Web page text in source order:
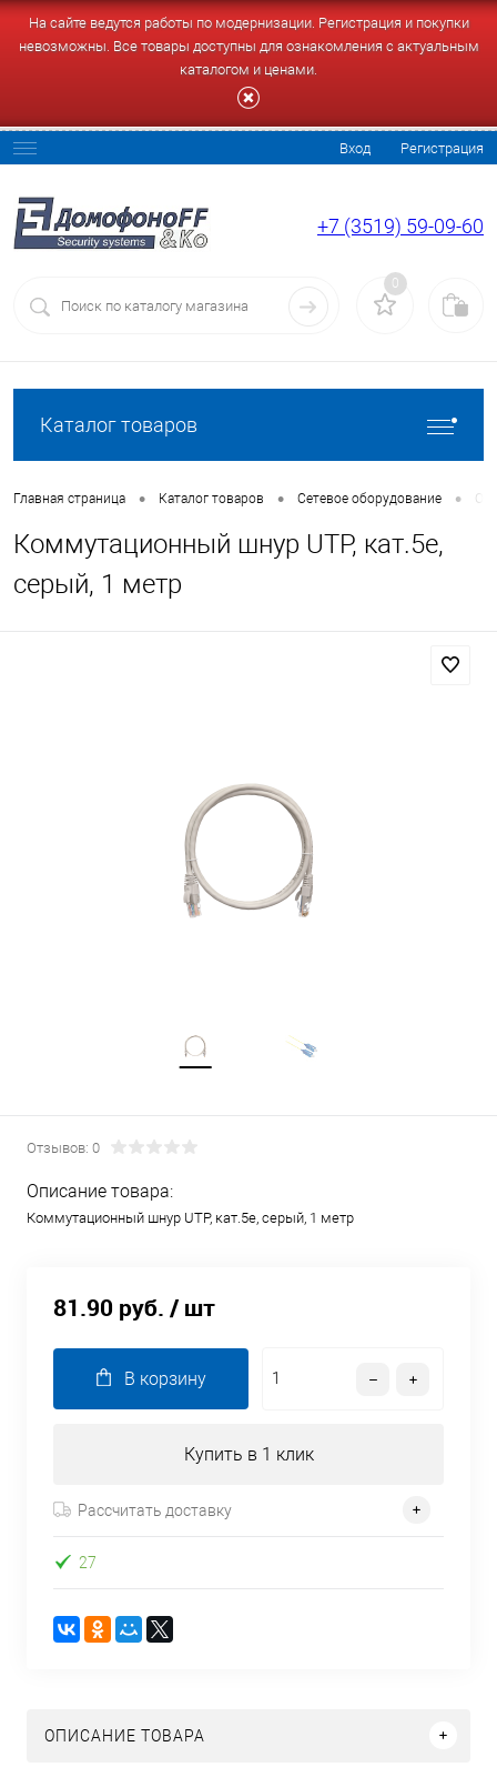
На сайте ведутся работы по модернизации. Регистрация и покупки
невозможны. Все товары доступны для ознакомления с актуальным
каталогом и ценами.
Вход Регистрация
+7 (3519) 59-09-60
0
Каталог товаров
Главная страница • Каталог товаров • Сетевое оборудование •
Коммутационный шнур UTP, кат.5е,
серый, 1 метр
Отзывов: 0
Описание товара:
Коммутационный шнур UTP, кат.5е, серый, 1 метр
81.90 руб. / шт
В корзину
Купить в 1 клик
Рассчитать доставку
27
ОПИСАНИЕ ТОВАРА